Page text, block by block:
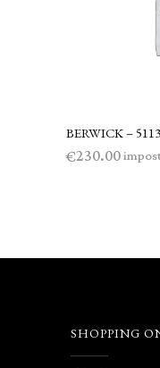
BERWICK –
€230.00
SHOPPING